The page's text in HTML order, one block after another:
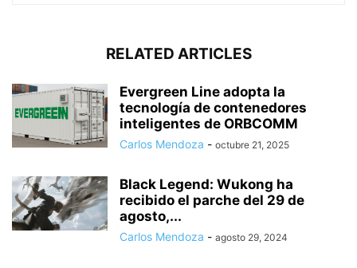
RELATED ARTICLES
Evergreen Line adopta la
tecnología de contenedores
inteligentes de ORBCOMM
Carlos Mendoza - octubre 21, 2025
Black Legend: Wukong ha
recibido el parche del 29 de
agosto,...
Carlos Mendoza - agosto 29, 2024